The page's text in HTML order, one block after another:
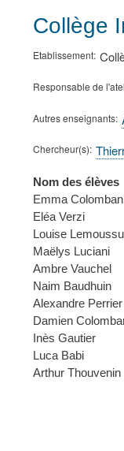
d'Ariane
Collège
Etablissement
Responsable de
Autres enseignants
Chercheur(s)
Nom des élèves
Emma Colomban
Eléa Verzi
Louise Lemoussu
Maëlys Luciani
Ambre Vauchel
Naim Baudhuin
Alexandre Perrier
Damien
Inès Gautier
Luca Babi
Arthur Thouvenin